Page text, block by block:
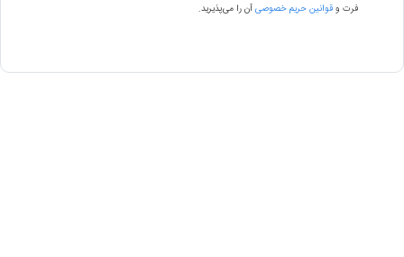
فرت وقوانین حریم خصوصیآن را می‌پذیرید.